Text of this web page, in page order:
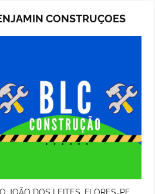
CONSTRUÇOES
JOÃO DOS LEITES, FLORES-PE